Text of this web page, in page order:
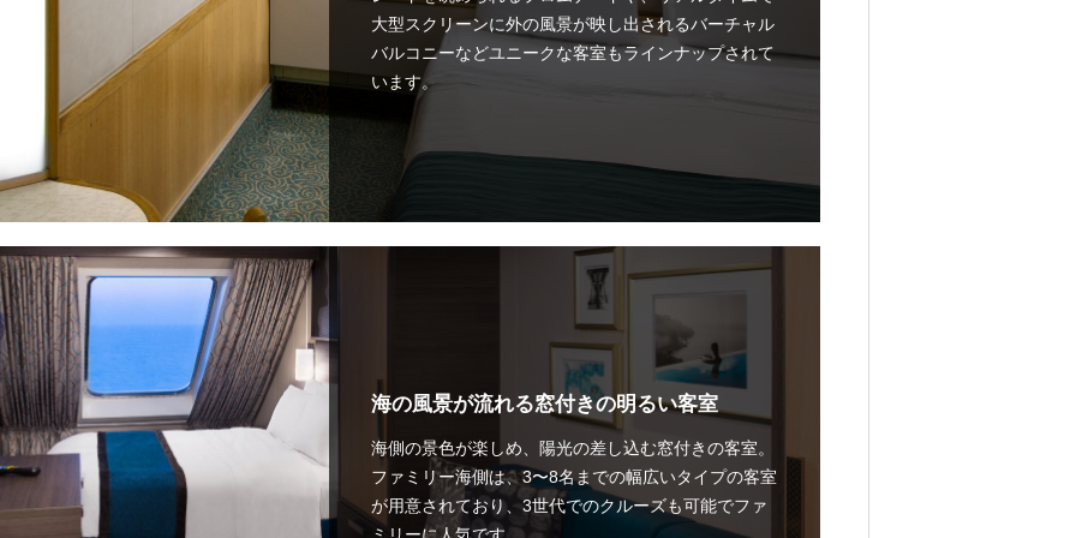
大型スクリーンに外の風景が映し出されるバーチャル
バルコニーなどユニークな客室もラインナップされて
います。
海の風景が流れる窓付きの明るい客室
海側の景色が楽しめ、陽光の差し込む窓付きの客室。
ファミリー海側は、3〜8名までの幅広いタイプの客室
が用意されており、3世代でのクルーズも可能でファ